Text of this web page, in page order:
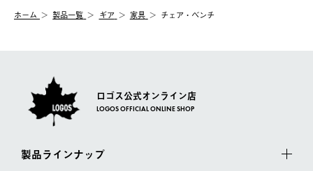
【配送業者】
佐川急便にて配送されます。
一度お手元の商品を返品いただき、ご希望商品を再注文してくだ
ホーム 製品一覧 ギア 家具 チェア・ベンチ
ロゴス公式オンライン店
LOGOS OFFICIAL ONLINE SHOP
製品ラインナップ